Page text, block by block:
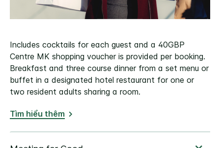
Includes cocktails for each guest and a 40GBP
Centre MK shopping voucher is provided per booking.
Breakfast and three course dinner from a set menu or
buffet in a designated hotel restaurant for one or
two resident adults sharing a room.
Tìm hiểu thêm